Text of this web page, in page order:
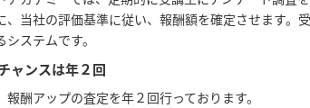
、当社の評価基準に従い、報酬額を確定させます。
システムです。
ャンスは年２回
報酬アップの査定を年２回行っております。